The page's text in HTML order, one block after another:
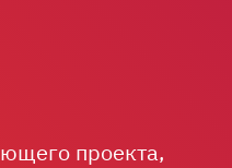
проекта,